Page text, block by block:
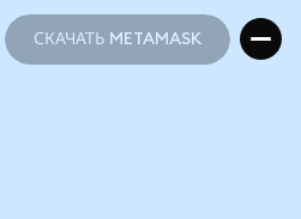
СКАЧАТЬ METAMASK